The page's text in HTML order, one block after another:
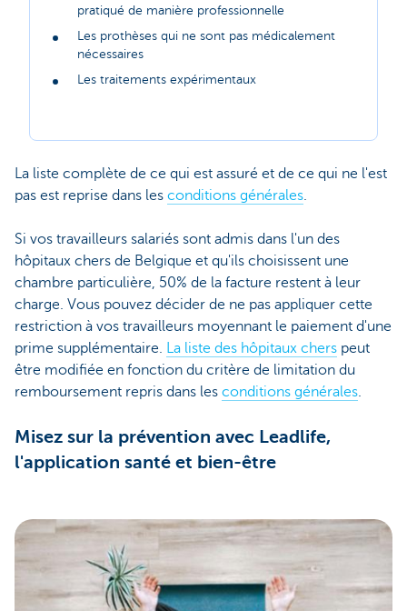
pratiqué de manière professionnelle
Les prothèses qui ne sont pas médicalement
nécessaires
Les traitements expérimentaux
La liste complète de ce qui est assuré et de ce qui ne l'est
pas est reprise dans les conditions générales.
Si vos travailleurs salariés sont admis dans l'un des
hôpitaux chers de Belgique et qu'ils choisissent une
chambre particulière, 50% de la facture restent à leur
charge. Vous pouvez décider de ne pas appliquer cette
restriction à vos travailleurs moyennant le paiement d'une
prime supplémentaire. La liste des hôpitaux chers peut
être modifiée en fonction du critère de limitation du
remboursement repris dans les conditions générales.
Misez sur la prévention avec Leadlife,
l'application santé et bien-être